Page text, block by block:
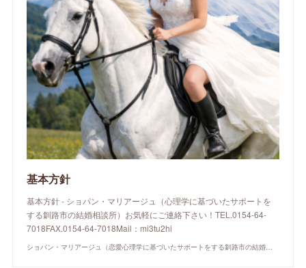
基本方針
基本方針 - ショパン・マリアージュ（心理学に基づいたサポートを
する釧路市の結婚相談所）お気軽にご連絡下さい！TEL.0154-64-
7018FAX.0154-64-7018Mail：mi3tu2hi
ショパン・マリアージュ（恋愛心理学に基づいたサポートをする釧路市の結婚相談所）/ 全国結婚相談事業者連盟正規加盟店 / cherry-piano.com